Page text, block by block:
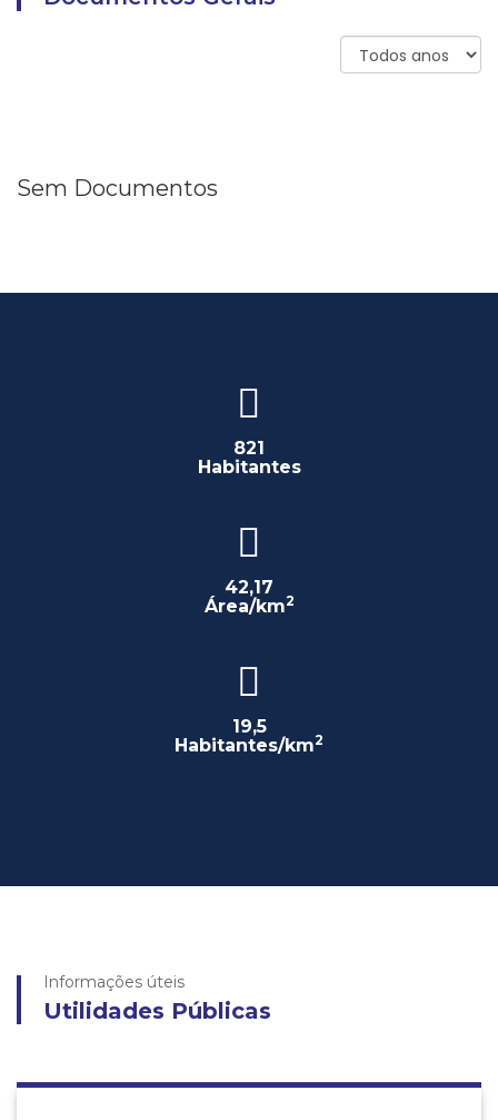
Sem Documentos
821
Habitantes
42,17
Área/km2
19,5
Habitantes/km2
Informações úteis
Utilidades Públicas